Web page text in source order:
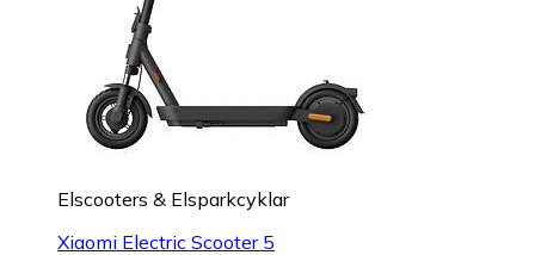
Elscooters & Elsparkcyklar
Xiaomi Electric Scooter 5